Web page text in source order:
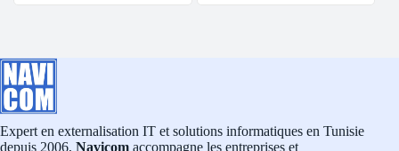
Expert en externalisation IT et solutions informatiques en Tunisie
depuis 2006, Navicom accompagne les entreprises et